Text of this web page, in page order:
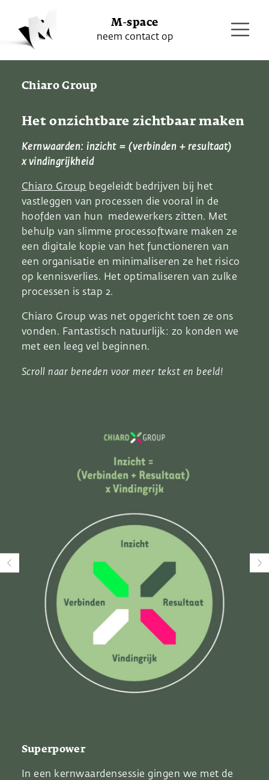
M-space
neem contact op
Chiaro Group
Het onzichtbare zichtbaar maken
Kernwaarden:inzicht = (verbinden + resultaat)
xvindingrijkheid
Chiaro Group begeleidt bedrijven bij het
vastleggen van processen die vooral in de
hoofden van hun medewerkers zitten. Met
behulp van slimme processoftware maken ze
een digitale kopie van het functioneren van
een organisatie en minimaliseren ze het risico
op kennisverlies. Het optimaliseren van zulke
processen is stap 2.
Chiaro Group was net opgericht toen ze ons
vonden. Fantastisch natuurlijk: zo konden we
met een leeg vel beginnen.
Scroll naar beneden voor meer tekst en beeld!
Superpower
In een kernwaardensessie gingen we met de